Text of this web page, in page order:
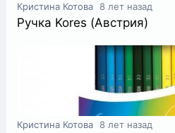
Кристина Котова 8 лет назад
Ручка Kores (Австрия)
Кристина Котова 8 лет назад